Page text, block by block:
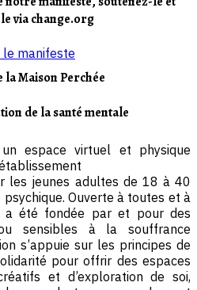
via change.org
le manifeste
la Maison Perchée
de la santé mentale
espace virtuel et physique
les jeunes adultes de 18 à 40
Ouverte à toutes et à
a été fondée par et pour des
sensibles à la souffrance
s’appuie sur les principes de
pour offrir des espaces
et d’exploration de soi,